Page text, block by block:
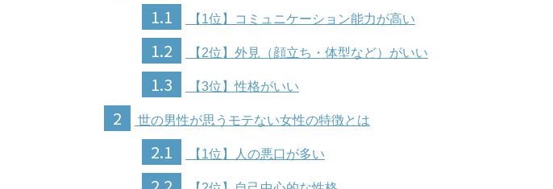
1.1 【1位】コミュニケーション能力が高い
1.2 【2位】外見（顔立ち・体型など）がいい
1.3 【3位】性格がいい
2 世の男性が思うモテない女性の特徴とは
2.1 【1位】人の悪口が多い